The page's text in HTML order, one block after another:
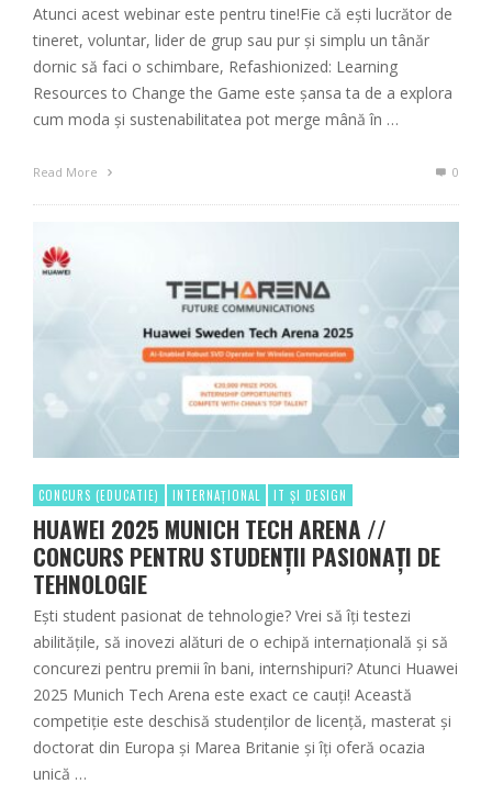
Atunci acest webinar este pentru tine!Fie că ești lucrător de
tineret, voluntar, lider de grup sau pur și simplu un tânăr
dornic să faci o schimbare, Refashionized: Learning
Resources to Change the Game este șansa ta de a explora
cum moda și sustenabilitatea pot merge mână în …
Read More 0
CONCURS (EDUCATIE) INTERNAȚIONAL IT ȘI DESIGN
HUAWEI 2025 MUNICH TECH ARENA //
CONCURS PENTRU STUDENȚII PASIONAȚI DE
TEHNOLOGIE
Ești student pasionat de tehnologie? Vrei să îți testezi
abilitățile, să inovezi alături de o echipă internațională și să
concurezi pentru premii în bani, internshipuri? Atunci Huawei
2025 Munich Tech Arena este exact ce cauți! Această
competiție este deschisă studenților de licență, masterat și
doctorat din Europa și Marea Britanie și îți oferă ocazia
unică …